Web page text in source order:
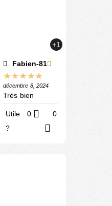
+1
Fabien-81
décembre 8, 2024
Très bien
Utile
?
0 0